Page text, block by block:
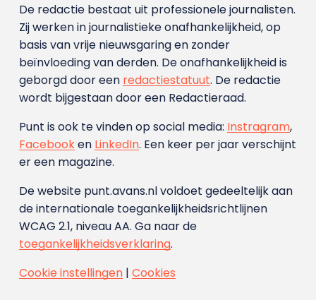
De redactie bestaat uit professionele journalisten.
Zij werken in journalistieke onafhankelijkheid, op
basis van vrije nieuwsgaring en zonder
beïnvloeding van derden. De onafhankelijkheid is
geborgd door een redactiestatuut. De redactie
wordt bijgestaan door een Redactieraad.
Punt is ook te vinden op social media: Instragram,
Facebooken LinkedIn. Een keer per jaar verschijnt
er een magazine.
De website punt.avans.nl voldoet gedeeltelijk aan
de internationale toegankelijkheidsrichtlijnen
WCAG 2.1, niveau AA. Ga naar de
toegankelijkheidsverklaring.
Cookie instellingen| Cookies